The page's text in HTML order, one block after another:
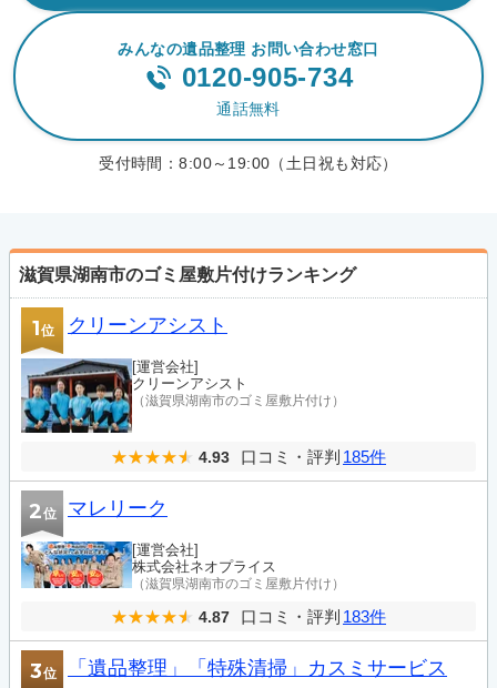
みんなの遺品整理 お問い合わせ窓口
0120-905-734
通話無料
受付時間：8:00～19:00（土日祝も対応）
滋賀県湖南市のゴミ屋敷片付けランキング
1位 クリーンアシスト
[運営会社]
クリーンアシスト
（滋賀県湖南市のゴミ屋敷片付け）
4.93 口コミ・評判 185件
2位 マレリーク
[運営会社]
株式会社ネオプライス
（滋賀県湖南市のゴミ屋敷片付け）
4.87 口コミ・評判 183件
3位 「遺品整理」「特殊清掃」カスミサービス